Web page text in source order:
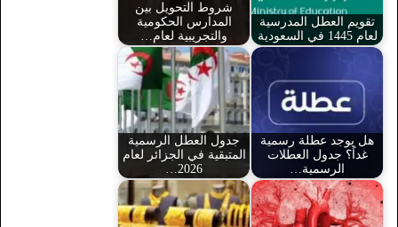
تقويم العطل المدرسية
لعام 1445 في السعودية
شروط التحويل بين
المدارس الحكومية
والتجريبية لعام…
هل يوجد عطلة رسمية
غداً؟ جدول العطلات
الرسمية…
جدول العطل الرسمية
المتبقية في الجزائر لعام
2026…